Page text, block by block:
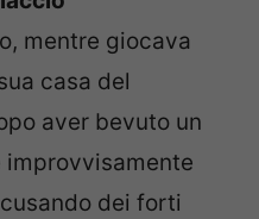
mentre giocava
casa del
aver bevuto un
improvvisamente
dei forti